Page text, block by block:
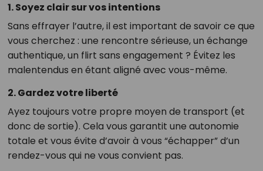
1. Soyez clair sur vos intentions
Sans effrayer l’autre, il est important de savoir ce que
vous cherchez : une rencontre sérieuse, un échange
authentique, un flirt sans engagement ? Évitez les
malentendus en étant aligné avec vous-même.
2. Gardez votre liberté
Ayez toujours votre propre moyen de transport (et
donc de sortie). Cela vous garantit une autonomie
totale et vous évite d’avoir à vous “échapper” d’un
rendez-vous qui ne vous convient pas.